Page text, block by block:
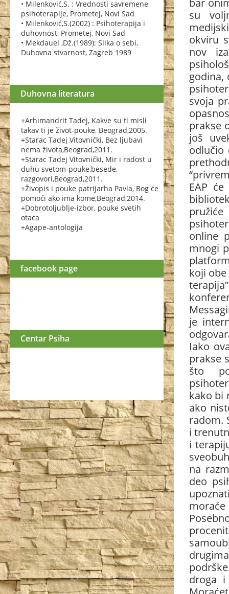
• Milenković,S. : Vrednosti savremene
psihoterapije, Prometej, Novi Sad
• Milenković,S.(2002) : Psihoterapija i
duhovnost, Prometej, Novi Sad
• Mekdauel ,Dž.(1989): Slika o sebi,
Duhovna stvarnost, Zagreb 1989
Duhovna literatura
+Arhimandrit Tadej, Kakve su ti misli
takav ti je život-pouke, Beograd,2005.
+Starac Tadej Vitovnički, Bez ljubavi
nema života,Beograd,2011.
+Starac Tadej Vitovnički, Mir i radost u
duhu svetom-pouke,besede,
razgovori,Beograd,2011.
+Živopis i pouke patrijarha Pavla, Bog će
pomoći ako ima kome,Beograd,2014.
+Dobrotoljublje-izbor, pouke svetih
otaca
+Agape-antologija
facebook page
WordPress
Centar Psiha
WordPress
su
okviru
nov
godina,
svoja
prakse
još
odlučio
EAP
online
mnogi
koji
je
Iako
prakse
što
kako bi
ako
radom.
i
i
na
deo
droga i